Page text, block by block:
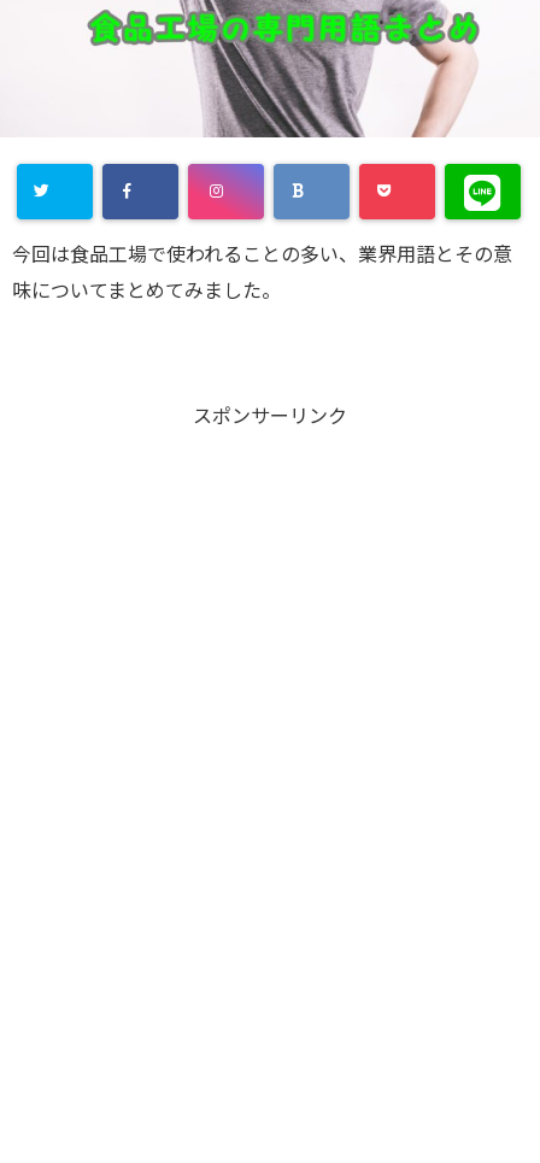
今回は食品工場で使われることの多い、業界用語とその意
味についてまとめてみました。
スポンサーリンク